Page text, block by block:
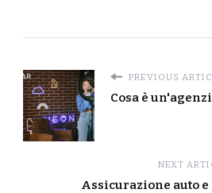
PREVIOUS
Cosa è
NEXT
Assicurazione auto e